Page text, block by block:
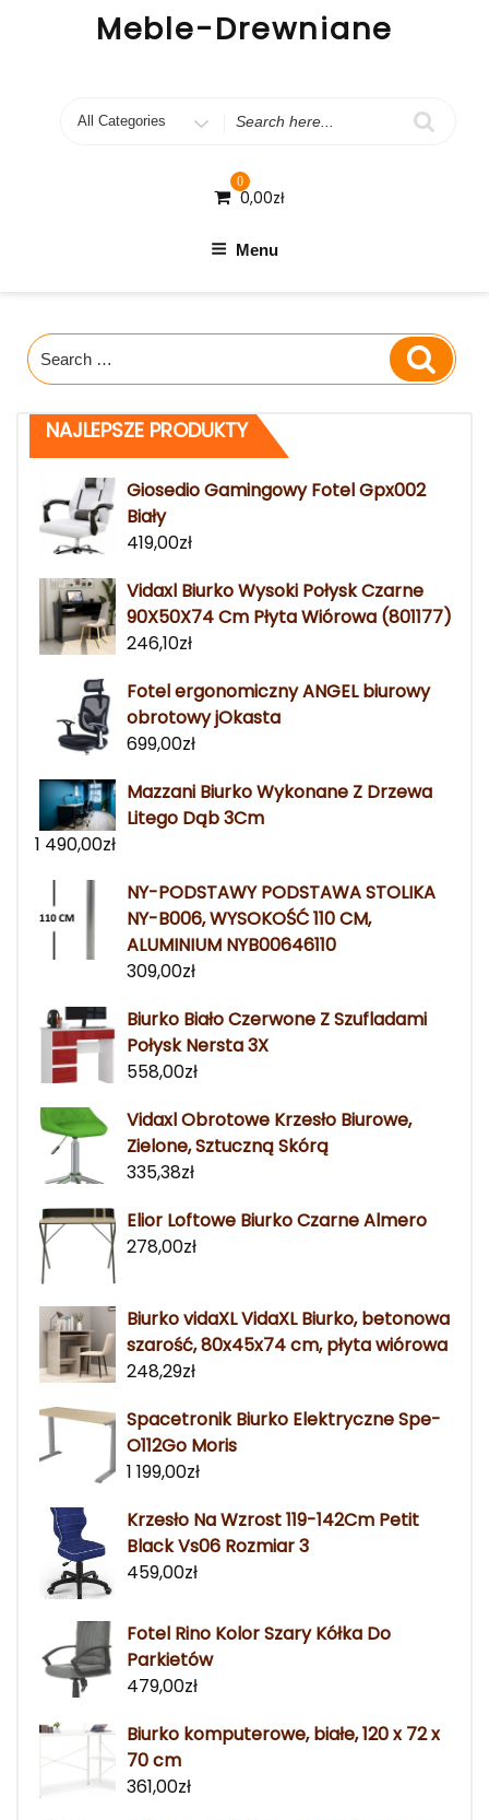
Meble-Drewniane
Search
0
0,00zł
Menu
Search
for:
Search
NAJLEPSZE PRODUKTY
Giosedio Gamingowy Fotel Gpx002
Biały
419,00zł
Vidaxl Biurko Wysoki Połysk Czarne
90X50X74 Cm Płyta Wiórowa (801177)
246,10zł
Fotel ergonomiczny ANGEL biurowy
obrotowy jOkasta
699,00zł
Mazzani Biurko Wykonane Z Drzewa
Litego Dąb 3Cm
1 490,00zł
NY-PODSTAWY PODSTAWA STOLIKA
NY-B006, WYSOKOŚĆ 110 CM,
ALUMINIUM NYB00646110
309,00zł
Biurko Biało Czerwone Z Szufladami
Połysk Nersta 3X
558,00zł
Vidaxl Obrotowe Krzesło Biurowe,
Zielone, Sztuczną Skórą
335,38zł
Elior Loftowe Biurko Czarne Almero
278,00zł
Biurko vidaXL VidaXL Biurko, betonowa
szarość, 80x45x74 cm, płyta wiórowa
248,29zł
Spacetronik Biurko Elektryczne Spe-
O112Go Moris
1 199,00zł
Krzesło Na Wzrost 119-142Cm Petit
Black Vs06 Rozmiar 3
459,00zł
Fotel Rino Kolor Szary Kółka Do
Parkietów
479,00zł
Biurko komputerowe, białe, 120 x 72 x
70 cm
361,00zł